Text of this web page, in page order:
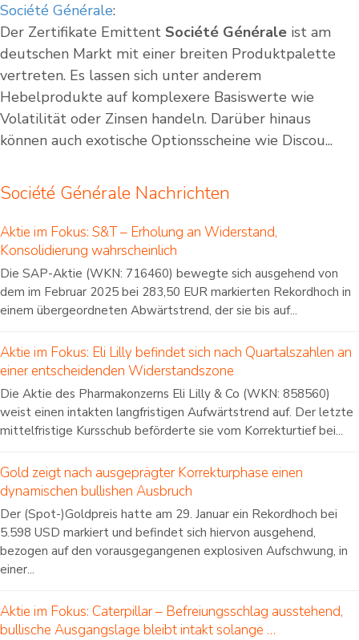
Société Générale:
Der Zertifikate Emittent Société Générale ist am
deutschen Markt mit einer breiten Produktpalette
vertreten. Es lassen sich unter anderem
Hebelprodukte auf komplexere Basiswerte wie
Volatilität oder Zinsen handeln. Darüber hinaus
können auch exotische Optionsscheine wie Discou...
Société Générale Nachrichten
Aktie im Fokus: S&T – Erholung an Widerstand,
Konsolidierung wahrscheinlich
Die SAP-Aktie (WKN: 716460) bewegte sich ausgehend von
dem im Februar 2025 bei 283,50 EUR markierten Rekordhoch in
einem übergeordneten Abwärtstrend, der sie bis auf...
Aktie im Fokus: Eli Lilly befindet sich nach Quartalszahlen an
einer entscheidenden Widerstandszone
Die Aktie des Pharmakonzerns Eli Lilly & Co (WKN: 858560)
weist einen intakten langfristigen Aufwärtstrend auf. Der letzte
mittelfristige Kursschub beförderte sie vom Korrekturtief bei...
Gold zeigt nach ausgeprägter Korrekturphase einen
dynamischen bullishen Ausbruch
Der (Spot-)Goldpreis hatte am 29. Januar ein Rekordhoch bei
5.598 USD markiert und befindet sich hiervon ausgehend,
bezogen auf den vorausgegangenen explosiven Aufschwung, in
einer...
Aktie im Fokus: Caterpillar – Befreiungsschlag ausstehend,
bullische Ausgangslage bleibt intakt solange …